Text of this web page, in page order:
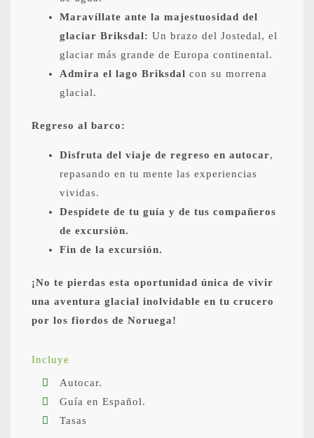
Maravíllate ante la majestuosidad del
glaciar Briksdal: Un brazo del Jostedal, el
glaciar más grande de Europa continental.
Admira el lago Briksdal con su morrena
glacial.
Regreso al barco:
Disfruta del viaje de regreso en autocar,
repasando en tu mente las experiencias
vividas.
Despídete de tu guía y de tus compañeros
de excursión.
Fin de la excursión.
¡No te pierdas esta oportunidad única de vivir
una aventura glacial inolvidable en tu crucero
por los fiordos de Noruega!
Incluye
Autocar.
Guía en Español.
Tasas